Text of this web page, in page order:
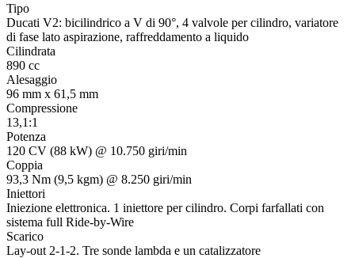
Tipo
Ducati V2: bicilindrico a V di 90°, 4 valvole per cilindro, variatore
di fase lato aspirazione, raffreddamento a liquido
Cilindrata
890 cc
Alesaggio
96 mm x 61,5 mm
Compressione
13,1:1
Potenza
120 CV (88 kW) @ 10.750 giri/min
Coppia
93,3 Nm (9,5 kgm) @ 8.250 giri/min
Iniettori
Iniezione elettronica. 1 iniettore per cilindro. Corpi farfallati con
sistema full Ride-by-Wire
Scarico
Lay-out 2-1-2. Tre sonde lambda e un catalizzatore